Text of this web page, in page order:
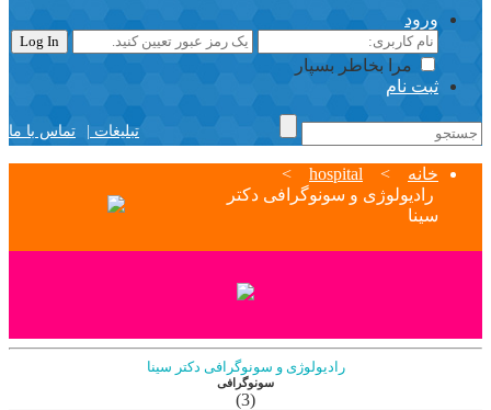
ورود
مرا بخاطر بسپار
ثبت نام
تماس با ما تبلیغات |
خانه >
hospital
>
رادیولوژی و سونوگرافی دکتر
سینا
رادیولوژی و سونوگرافی دکتر سینا
سونوگرافی
(3)